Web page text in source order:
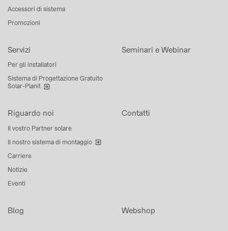
Accessori di sistema
Promozioni
Servizi
Per gli installatori
Sistema di Progettazione Gratuito
Solar-Planit
Seminari e Webinar
Riguardo noi
Il vostro Partner solare
Il nostro sistema di montaggio
Carriere
Notizie
Eventi
Contatti
Blog Webshop